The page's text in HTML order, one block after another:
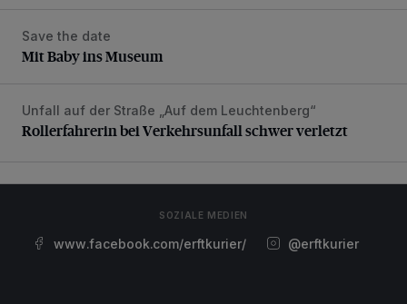
Mit Baby ins Museum
Save the date
Mit Baby ins Museum
Rollerfahrerin bei Verkehrsunfall schwer verletzt
Unfall auf der Straße „Auf dem Leuchtenberg“
Rollerfahrerin bei Verkehrsunfall schwer verletzt
SOZIALE MEDIEN
www.facebook.com/erftkurier/ @erftkurier